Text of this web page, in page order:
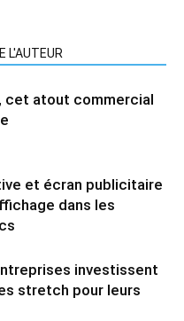
L'AUTEUR
cet atout commercial
et écran publicitaire
dans les
investissent
stretch pour leurs